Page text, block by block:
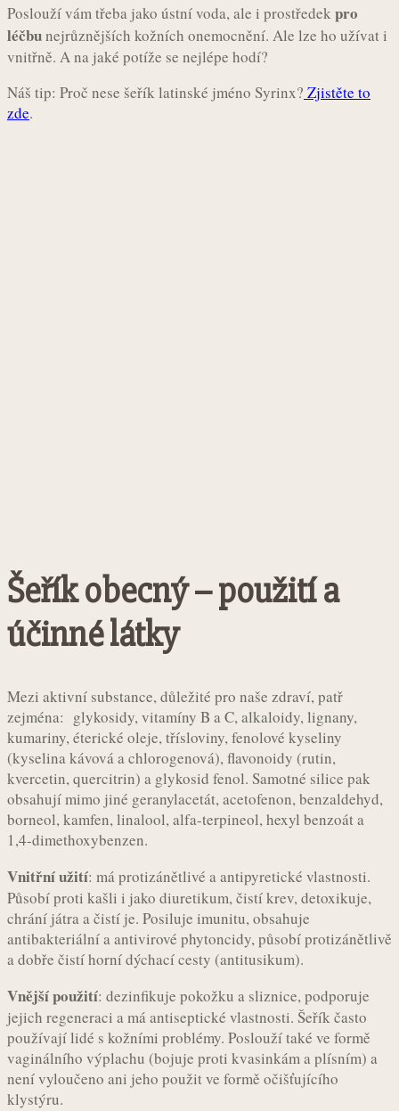
Poslouží vám třeba jako ústní voda, ale i prostředekpro
léčbunejrůznějších kožních onemocnění. Ale lze ho užívat i
vnitřně. A na jaké potíže se nejlépe hodí?
Náš tip: Proč nese šeřík latinské jméno Syrinx? Zjistěte to
zde.
Šeřík obecný – použití a
účinné látky
Mezi aktivní substance, důležité pro naše zdraví, patř
zejména: glykosidy, vitamíny B a C, alkaloidy, lignany,
kumariny, éterické oleje, třísloviny, fenolové kyseliny
(kyselina kávová a chlorogenová), flavonoidy (rutin,
kvercetin, quercitrin) a glykosid fenol. Samotné silice pak
obsahují mimo jiné geranylacetát, acetofenon, benzaldehyd,
borneol, kamfen, linalool, alfa-terpineol, hexyl benzoát a
1,4-dimethoxybenzen.
Vnitřní užití: má protizánětlivé a antipyretické vlastnosti.
Působí proti kašli i jako diuretikum, čistí krev, detoxikuje,
chrání játra a čistí je. Posiluje imunitu, obsahuje
antibakteriální a antivirové phytoncidy, působí protizánětlivě
a dobře čistí horní dýchací cesty (antitusikum).
Vnější použití: dezinfikuje pokožku a sliznice, podporuje
jejich regeneraci a má antiseptické vlastnosti. Šeřík často
používají lidé s kožními problémy. Poslouží také ve formě
vaginálního výplachu (bojuje proti kvasinkám a plísním) a
není vyloučeno ani jeho použit ve formě očišťujícího
klystýru.